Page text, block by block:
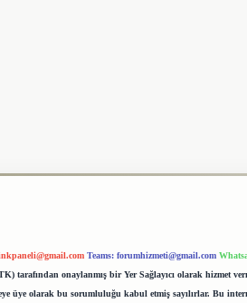
Teams: forumhizmeti@gmail.com
tarafından onaylanmış bir Yer Sağlayıcı olarak hizmet
üye olarak bu sorumluluğu kabul etmiş sayılırlar. Bu